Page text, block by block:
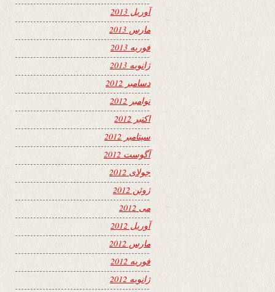
آوریل 2013
مارس 2013
فوریه 2013
ژانویه 2013
دسامبر 2012
نوامبر 2012
اکتبر 2012
سپتامبر 2012
آگوست 2012
جولای 2012
ژوئن 2012
می 2012
آوریل 2012
مارس 2012
فوریه 2012
ژانویه 2012